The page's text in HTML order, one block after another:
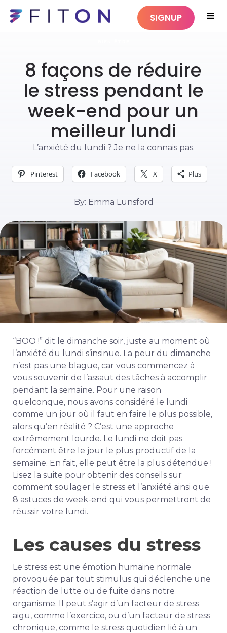
SIGNUP
8 façons de réduire
le stress pendant le
week-end pour un
meilleur lundi
L’anxiété du lundi ? Je ne la connais pas.
Pinterest Facebook X Plus
By: Emma Lunsford
“BOO !” dit le dimanche soir, juste au moment où
l’anxiété du lundi s’insinue. La peur du dimanche
n’est pas une blague, car vous commencez à
vous souvenir de l’assaut des tâches à accomplir
pendant la semaine. Pour une raison
quelconque, nous avons considéré le lundi
comme un jour où il faut en faire le plus possible,
alors qu’en réalité ? C’est une approche
extrêmement lourde. Le lundi ne doit pas
forcément être le jour le plus productif de la
semaine. En fait, elle peut être la plus détendue !
Lisez la suite pour obtenir des conseils sur
comment soulager le stress et l’anxiété ainsi que
8 astuces de week-end qui vous permettront de
réussir votre lundi.
Les causes du stress
Le stress est une émotion humaine normale
provoquée par tout stimulus qui déclenche une
réaction de lutte ou de fuite dans notre
organisme. Il peut s’agir d’un facteur de stress
aigu, comme l’exercice, ou d’un facteur de stress
chronique, comme le stress quotidien lié à un